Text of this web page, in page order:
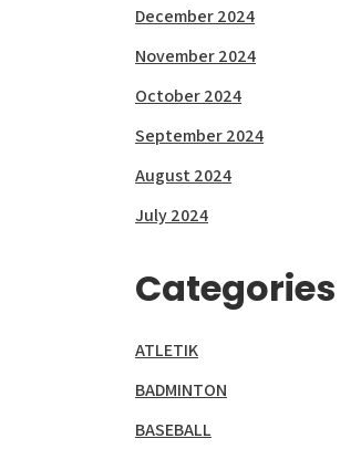
December 2024
November 2024
October 2024
September 2024
August 2024
July 2024
Categories
ATLETIK
BADMINTON
BASEBALL